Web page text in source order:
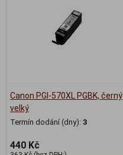
Canon PGI-570XL PGBK, černý
velký
Termín dodání (dny): 3
440 Kč